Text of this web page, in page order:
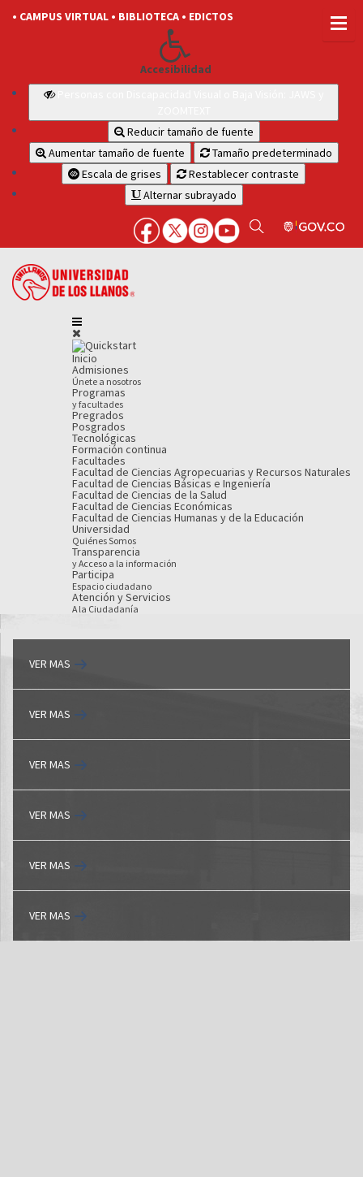
• CAMPUS VIRTUAL • BIBLIOTECA • EDICTOS
Accesibilidad
Reducir tamaño de fuente
Aumentar tamaño de fuente
Tamaño predeterminado
Escala de grises
Restablecer contraste
Alternar subrayado
Inicio
Admisiones
Únete a nosotros
Programas
y facultades
Pregrados
Posgrados
Tecnológicas
Formación continua
Facultades
Facultad de Ciencias Agropecuarias y Recursos Naturales
Facultad de Ciencias Básicas e Ingeniería
Facultad de Ciencias de la Salud
Facultad de Ciencias Económicas
Facultad de Ciencias Humanas y de la Educación
Universidad
Quiénes Somos
Transparencia
y Acceso a la información
Participa
Espacio ciudadano
Atención y Servicios
A la Ciudadanía
VER MAS
VER MAS
VER MAS
VER MAS
VER MAS
VER MAS